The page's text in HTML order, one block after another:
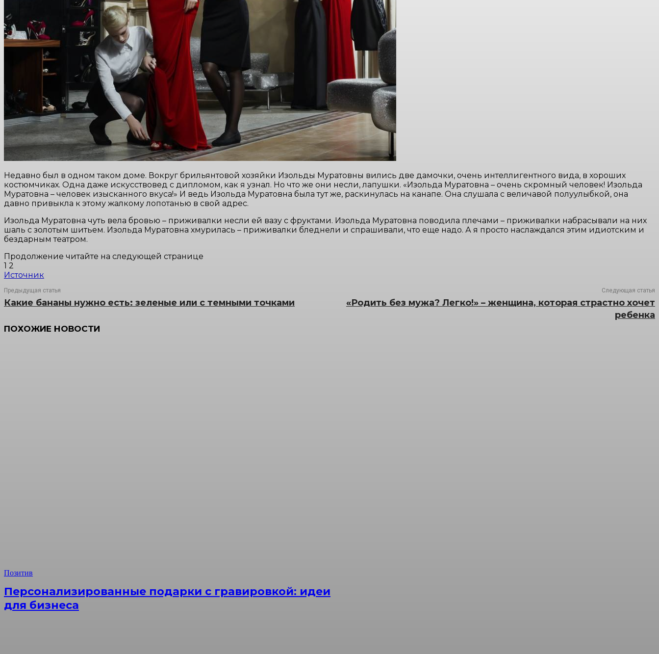
Недавно был в одном таком доме. Вокруг брильянтовой хозяйки Изольды Муратовны вились две дамочки, очень интеллигентного вида, в хороших
костюмчиках. Одна даже искусствовед с дипломом, как я узнал. Но что же они несли, лапушки. «Изольда Муратовна – очень скромный человек! Изольда
Муратовна – человек изысканного вкуса!» И ведь Изольда Муратовна была тут же, раскинулась на канапе. Она слушала с величавой полуулыбкой, она
давно привыкла к этому жалкому лопотанью в свой адрес.
Изольда Муратовна чуть вела бровью – приживалки несли ей вазу с фруктами. Изольда Муратовна поводила плечами – приживалки набрасывали на них
шаль с золотым шитьем. Изольда Муратовна хмурилась – приживалки бледнели и спрашивали, что еще надо. А я просто наслаждался этим идиотским и
бездарным театром.
Продолжение читайте на следующей странице
1 2
Источник
Предыдущая статья
Какие бананы нужно есть: зеленые или с темными точками
Следующая статья
«Родить без мужа? Легко!» – женщина, которая страстно хочет
ребенка
ПОХОЖИЕ НОВОСТИ
Позитив
Персонализированные подарки с гравировкой: идеи
для бизнеса